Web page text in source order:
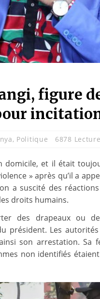
figure
, Politique 6878
et il était
» après qu’il a
a suscité des
droits humains.
des drapeaux ou
président. Les
son arrestation. Sa
non identifiés